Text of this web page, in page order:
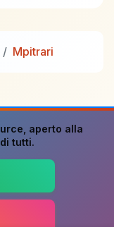
Mpitrari
, aperto alla
tutti.